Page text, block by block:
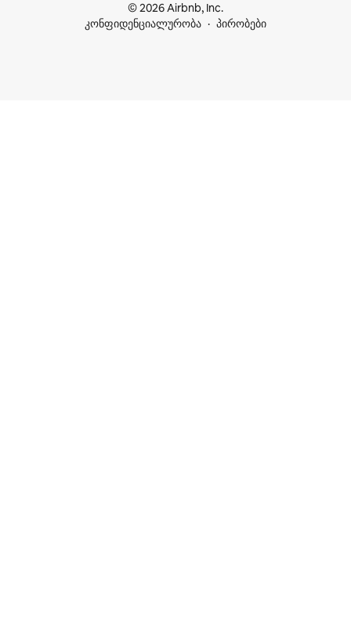
© 2026 Airbnb, Inc.
კონფიდენციალურობა
პირობები